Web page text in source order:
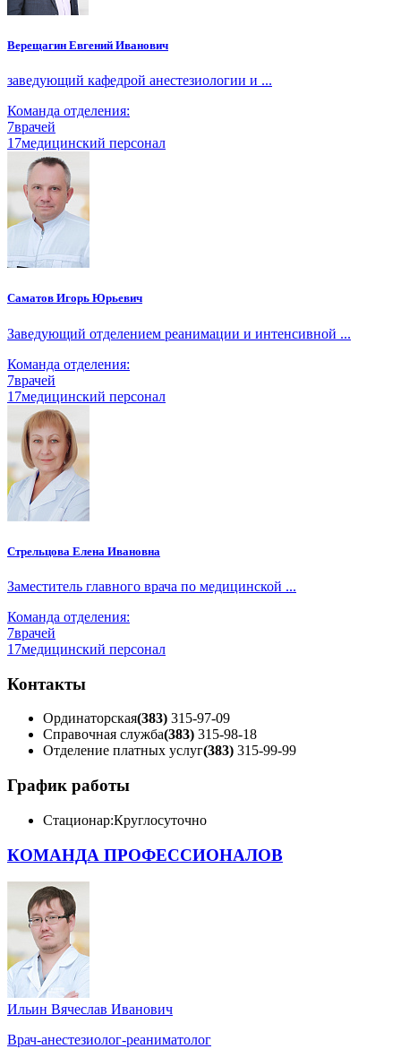
Верещагин Евгений Иванович
заведующий кафедрой анестезиологии и ...
Команда отделения:
7врачей
17медицинский персонал
Саматов Игорь Юрьевич
Заведующий отделением реанимации и интенсивной ...
Команда отделения:
7врачей
17медицинский персонал
Стрельцова Елена Ивановна
Заместитель главного врача по медицинской ...
Команда отделения:
7врачей
17медицинский персонал
Контакты
Ординаторская(383) 315-97-09
Справочная служба(383) 315-98-18
Отделение платных услуг(383) 315-99-99
График работы
Стационар:Круглосуточно
КОМАНДА ПРОФЕССИОНАЛОВ
Ильин Вячеслав Иванович
Врач-анестезиолог-реаниматолог